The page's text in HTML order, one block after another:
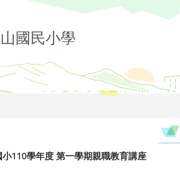
國民小學
110學年度 第一學期親職教育講座